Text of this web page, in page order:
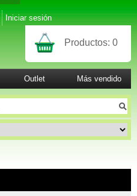
Iniciar sesión
Productos: 0
Outlet Más vendido